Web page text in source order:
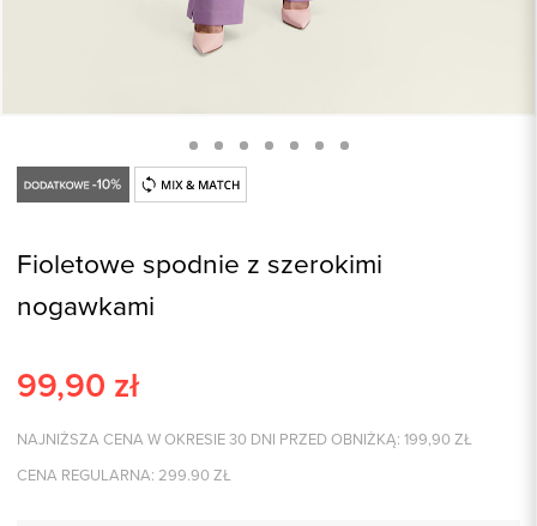
Fioletowe spodnie z szerokimi
nogawkami
99,90 zł
NAJNIŻSZA CENA W OKRESIE 30 DNI PRZED OBNIŻKĄ: 199,90 ZŁ
CENA REGULARNA: 299.90 ZŁ